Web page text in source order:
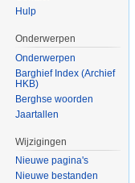
Hulp
Onderwerpen
Onderwerpen
Barghief Index (Archief
HKB)
Berghse woorden
Jaartallen
Wijzigingen
Nieuwe pagina's
Nieuwe bestanden